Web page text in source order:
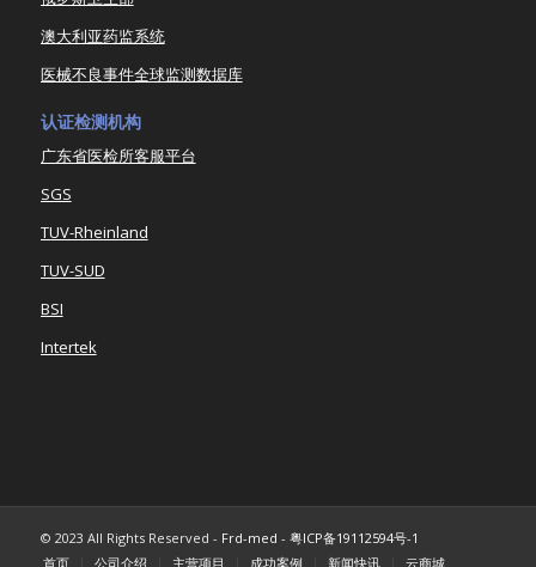
澳大利亚药监系统
医械不良事件全球监测数据库
认证检测机构
广东省医检所客服平台
SGS
TUV-Rheinland
TUV-SUD
BSI
Intertek
© 2023 All Rights Reserved - Frd-med - 粤ICP备19112594号-1
首页
公司介绍 主营项目 成功案例 新闻快讯 云商城